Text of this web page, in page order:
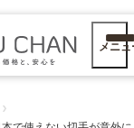
メニュ